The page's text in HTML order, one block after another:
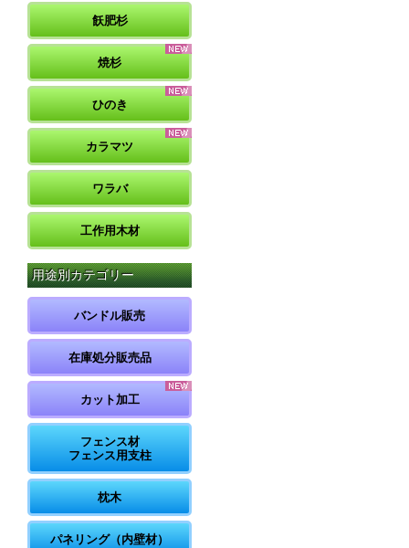
飫肥杉
焼杉
ひのき
カラマツ
ワラバ
工作用木材
用途別カテゴリー
バンドル販売
在庫処分販売品
カット加工
フェンス材
フェンス用支柱
枕木
パネリング（内壁材）